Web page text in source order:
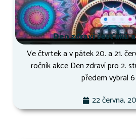
Den zdraví šesťáků
Ve čtvrtek a v pátek 20. a 21.
ročník akce Den zdraví pro 2.
předem vybral 6
22 června,